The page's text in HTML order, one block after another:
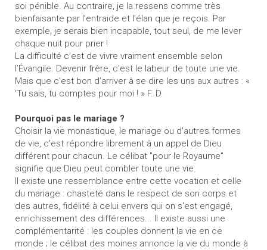
soi pénible. Au contraire, je la ressens comme très
bienfaisante par l’entraide et l’élan que je reçois. Par
exemple, je serais bien incapable, tout seul, de me lever
chaque nuit pour prier !
La difficulté c’est de vivre vraiment ensemble selon
l’Évangile. Devenir frère, c’est le labeur de toute une vie.
Mais que c’est bon d’arriver à se dire les uns aux autres : «
‘Tu sais, tu comptes pour moi ! » F. D.
Pourquoi pas le mariage ?
Choisir la vie monastique, le mariage ou d'autres formes
de vie, c'est répondre librement à un appel de Dieu
différent pour chacun. Le célibat "pour le Royaume"
signifie que Dieu peut combler toute une vie.
Il existe une ressemblance entre cette vocation et celle
du mariage : chasteté dans le respect de son corps et
des autres, fidélité à celui envers qui on s'est engagé,
enrichissement des différences... Il existe aussi une
complémentarité : les couples donnent la vie en ce
monde ; le célibat des moines annonce la vie du monde à